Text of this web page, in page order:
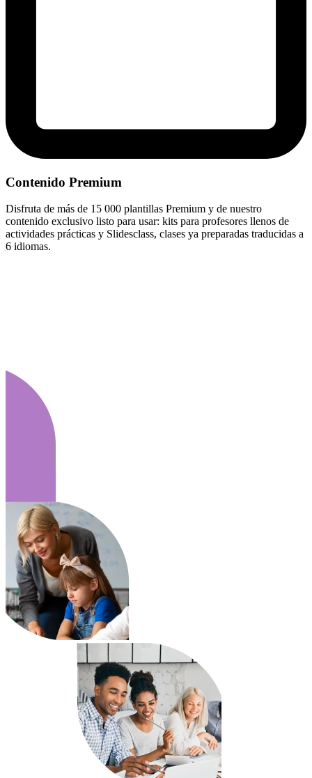
Contenido Premium
Disfruta de más de 15 000 plantillas Premium y de nuestro
contenido exclusivo listo para usar: kits para profesores llenos de
actividades prácticas y Slidesclass, clases ya preparadas traducidas a
6 idiomas.